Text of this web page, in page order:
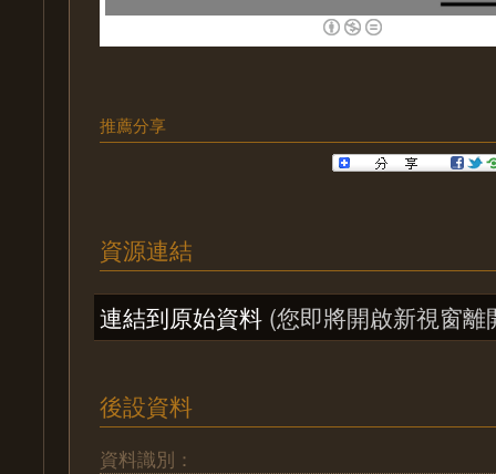
推薦分享
資源連結
連結到原始資料 (您即將開啟新視窗離
後設資料
資料識別：